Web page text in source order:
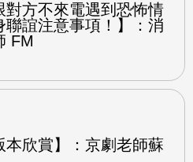
對方不來電遇到恐怖情
聯誼注意事項！】：消
FM
本欣賞】：京劇老師蘇